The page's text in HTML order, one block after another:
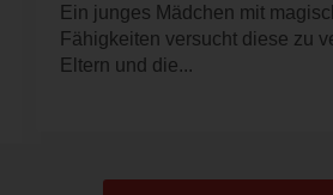
Ein junges Mädchen mit
Fähigkeiten versucht diese zu
Eltern und die...